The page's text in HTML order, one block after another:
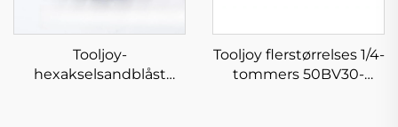
Tooljoy-
hexakselsandblåst
Tooljoy flerstørrelses 1/4-
tommers 50BV30-